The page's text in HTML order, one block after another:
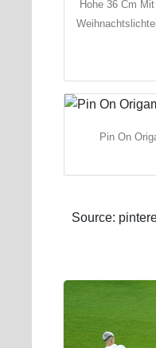
Hohe 36 Cm
Pin On
Source: